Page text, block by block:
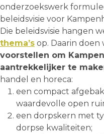
onderzoekswerk
beleidsvisie voor
Die beleidsvisie hangen
thema’s op. Daarin doen
voorstellen om
aantrekkelijker te
handel en horeca:
een compact
waardevolle open
een dorpskern met
dorpse kwaliteiten;